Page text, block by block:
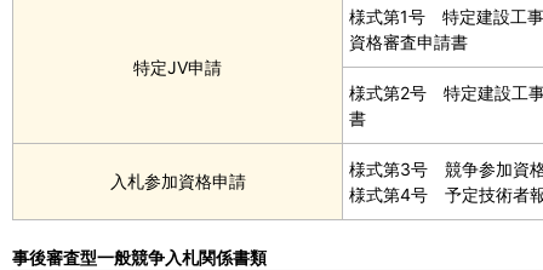
特定JV申請
様式第1号 特定建設工
資格審査申請書
様式第2号 特定建設工
書
入札参加資格申請
様式第3号 競争参加資
様式第4号 予定技術者
事後審査型一般競争入札関係書類